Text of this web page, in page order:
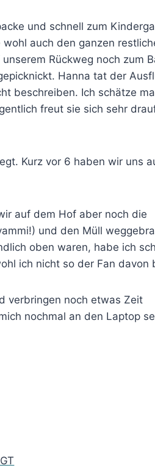
und schnell zum
auch den ganzen
Rückweg noch zum
Hanna tat der
beschreiben. Ich schätze
freut sie sich sehr
Kurz vor 6 haben wir uns
auf dem Hof aber noch die
und den Müll
oben waren, habe ich
ich nicht so der Fan davon
verbringen noch etwas Zeit
nochmal an den Laptop